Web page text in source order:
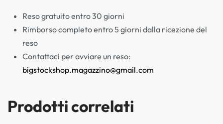
Reso gratuito entro 30 giorni
Rimborso completo entro 5 giorni dalla ricezione del
reso
Contattaci per avviare un reso:
bigstockshop.magazzino@gmail.com
Prodotti correlati